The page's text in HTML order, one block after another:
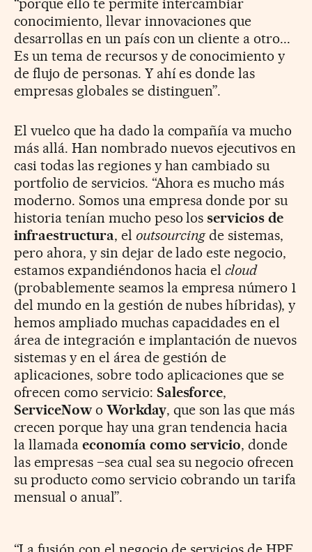
“porque ello te permite intercambiar
conocimiento, llevar innovaciones que
desarrollas en un país con un cliente a otro...
Es un tema de recursos y de conocimiento y
de flujo de personas. Y ahí es donde las
empresas globales se distinguen”.
El vuelco que ha dado la compañía va mucho
más allá. Han nombrado nuevos ejecutivos en
casi todas las regiones y han cambiado su
portfolio de servicios. “Ahora es mucho más
moderno. Somos una empresa donde por su
historia tenían mucho peso losservicios de
infraestructura, el outsourcingde sistemas,
pero ahora, y sin dejar de lado este negocio,
estamos expandiéndonos hacia elcloud
(probablemente seamos la empresa número 1
del mundo en la gestión de nubes híbridas), y
hemos ampliado muchas capacidades en el
área de integración e implantación de nuevos
sistemas y en el área de gestión de
aplicaciones, sobre todo aplicaciones que se
ofrecen como servicio: Salesforce,
ServiceNowo Workday, que son las que más
crecen porque hay una gran tendencia hacia
la llamada economía como servicio, donde
las empresas –sea cual sea su negocio ofrecen
su producto como servicio cobrando un tarifa
mensual o anual”.